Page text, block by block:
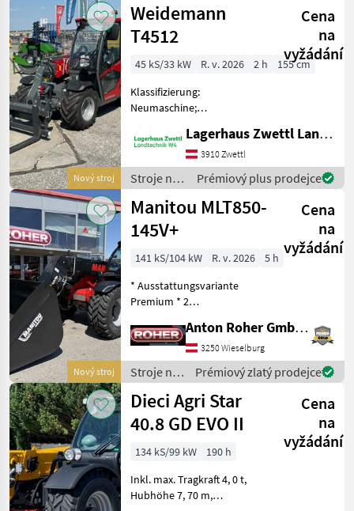
Nový stroj
Weidemann
T4512
Cena
na
vyžádání
45 kS/33 kW R. v. 2026 2 h
155 cm
Klassifizierung:
Neumaschine;
WMWT0101VT0007500;
Motorhersteller: Yanmar;
Getriebetyp:
Hydrostatgetriebe;
Höchstgeschwindigkeit
(km/h
Lagerhaus Zwettl Landtechnik
3910 Zwettl
Stroje na
stavbu /
Weidemann
Prémiový plus prodejce
Nový stroj
Manitou MLT850-
145V+
Cena
na
vyžádání
141 kS/104 kW R. v. 2026
5 h
* Ausstattungsvariante
Premium * 2
Schnellwechsler * hydr.
Geräteverriegelung * LED
Arbeitsscheinwerfer *
Klimaanlage mit Heizung *
Luftgefe
Anton Roher GmbH (ACA Center Roher)
3250 Wieselburg
Stroje na
stavbu /
Manitou
Prémiový zlatý prodejce
Dieci Agri Star
40.8 GD EVO II
Cena
na
vyžádání
134 kS/99 kW
190 h
Inkl. max. Tragkraft 4, 0 t,
Hubhöhe 7, 70 m,